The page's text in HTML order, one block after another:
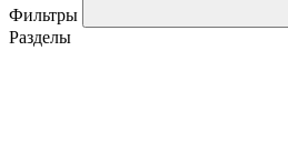
Фильтры
Разделы